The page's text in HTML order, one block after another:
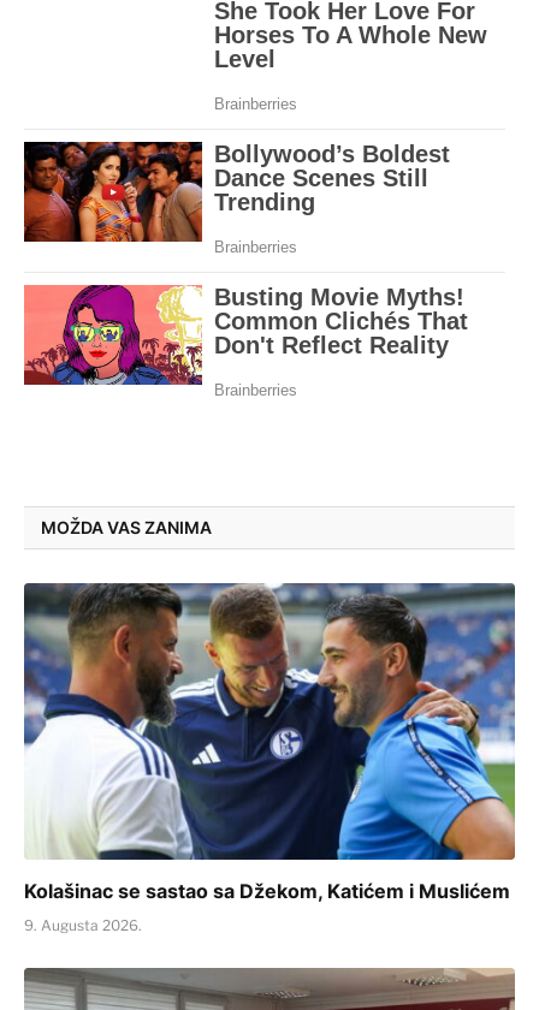
MOŽDA VAS ZANIMA
Kolašinac se sastao sa Džekom, Katićem i Muslićem
9. Augusta 2026.